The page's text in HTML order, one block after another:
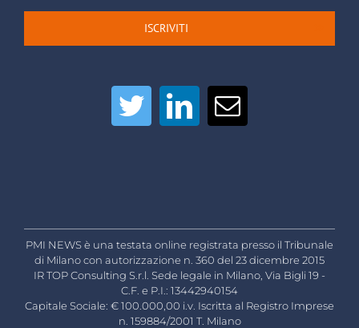
ISCRIVITI
PMI NEWS è una testata online registrata presso il Tribunale
di Milano con autorizzazione n. 360 del 23 dicembre 2015
IR TOP Consulting S.r.l. Sede legale in Milano, Via Bigli 19 -
C.F. e P.I.: 13442940154
Capitale Sociale: € 100.000,00 i.v. Iscritta al Registro Imprese
n. 159884/2001 T. Milano